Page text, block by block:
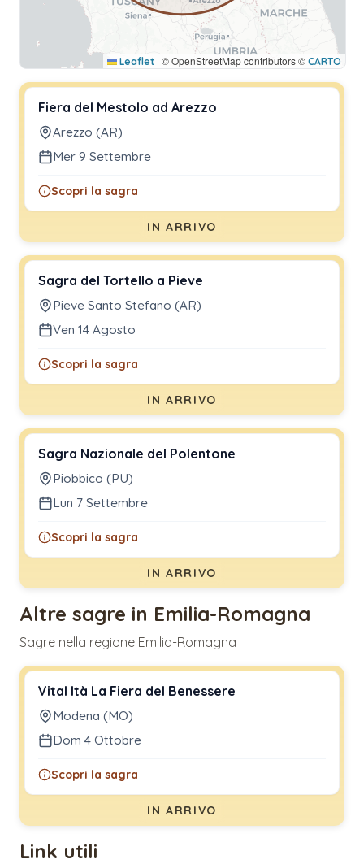
Leaflet | © OpenStreetMap contributors © CARTO
Fiera del Mestolo ad Arezzo
Arezzo (AR)
Mer 9 Settembre
Scopri la sagra
IN ARRIVO
Sagra del Tortello a Pieve
Pieve Santo Stefano (AR)
Ven 14 Agosto
Scopri la sagra
IN ARRIVO
Sagra Nazionale del Polentone
Piobbico (PU)
Lun 7 Settembre
Scopri la sagra
IN ARRIVO
Altre sagre in Emilia-Romagna
Sagre nella regione Emilia-Romagna
Vital Ità La Fiera del Benessere
Modena (MO)
Dom 4 Ottobre
Scopri la sagra
IN ARRIVO
Link utili